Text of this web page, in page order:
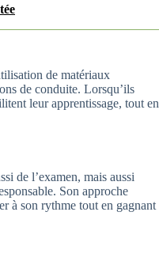
de matériaux
de conduite. Lorsqu’ils
leur apprentissage, tout en
de l’examen, mais aussi
Son approche
à son rythme tout en gagnant